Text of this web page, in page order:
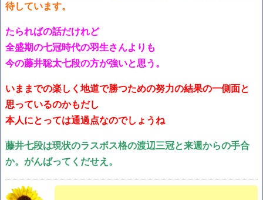
待しています。
たらればの話だけれど
全盛期の七冠時代の羽生さんよりも
今の藤井聡太七段の方が強いと思う。
いままでの楽しく地道で勝つための努力の結果の一側面と
思っているのかもだし
本人にとっては通過点なのでしょうね
藤井七段は現状のラスボス格の渡辺三冠と来週からの手合
か。がんばってくだせえ。